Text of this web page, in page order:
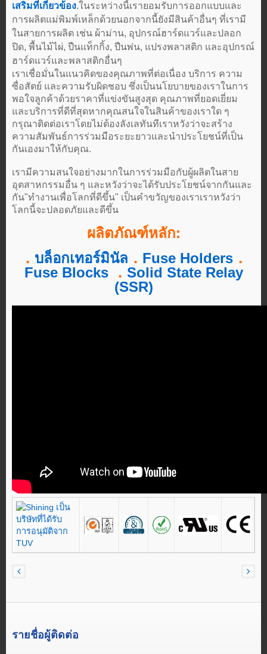
เสริมที่เกี่ยวข้อง.ในระหว่างนี้เรายอมรับการออกแบบและ
การผลิตแม่พิมพ์เหล็กด้วยนอกจากนี้ยังมีสินค้าอื่นๆ ที่เรามี
ในสายการผลิต เช่น ผ้าม่าน, อุปกรณ์ฮาร์ดแวร์และปลอก
ปิด, พื้นไม้ไผ่, ปืนแท็กกิ้ง, ปืนพ่น, แปรงพลาสติก และอุปกรณ์
ฮาร์ดแวร์และพลาสติกอื่นๆ
เราเชื่อมั่นในแนวคิดของคุณภาพที่ต่อเนื่อง บริการ ความ
ซื่อสัตย์ และความรับผิดชอบ ซึ่งเป็นนโยบายของเราในการ
พอใจลูกค้าด้วยราคาที่แข่งขันสูงสุด คุณภาพที่ยอดเยี่ยม
และบริการที่ดีที่สุดหากคุณสนใจในสินค้าของเราใด ๆ
กรุณาติดต่อเราโดยไม่ต้องลังเลทันทีเราหวังว่าจะสร้าง
ความสัมพันธ์การร่วมมือระยะยาวและนำประโยชน์ที่เป็น
กันเองมาให้กับคุณ.
เรามีความสนใจอย่างมากในการร่วมมือกับผู้ผลิตในสาย
อุตสาหกรรมอื่น ๆ และหวังว่าจะได้รับประโยชน์จากกันและ
กัน"ทำงานเพื่อโลกที่ดีขึ้น" เป็นคำขวัญของเราเราหวังว่า
โลกนี้จะปลอดภัยและดีขึ้น
ผลิตภัณฑ์หลัก:
． บล็อกเทอร์มินัล ． Fuse Holders．
Fuse Blocks． Solid State Relay
(SSR)
รายชื่อผู้ติดต่อ